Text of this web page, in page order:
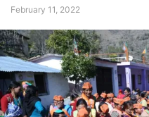
February 11, 2022